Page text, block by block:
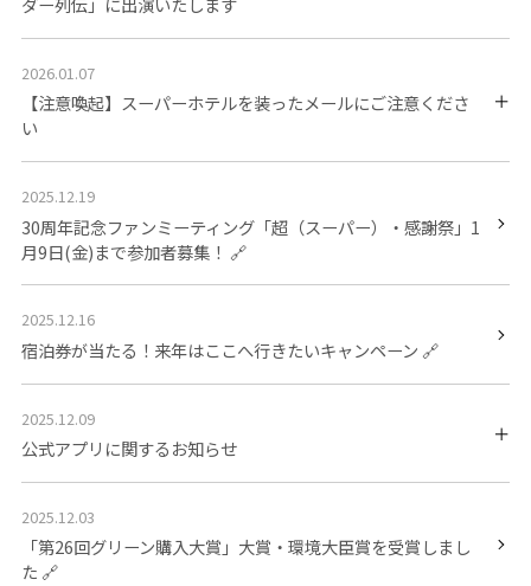
2026.01.07
【注意喚起】スーパーホテルを装ったメールにご注意くださ
い
2025.12.19
30周年記念ファンミーティング「超（スーパー）・感謝祭」1
月9日(金)まで参加者募集！
2025.12.16
宿泊券が当たる！来年はここへ行きたいキャンペーン
2025.12.09
公式アプリに関するお知らせ
2025.12.03
「第26回グリーン購入大賞」大賞・環境大臣賞を受賞しまし
た